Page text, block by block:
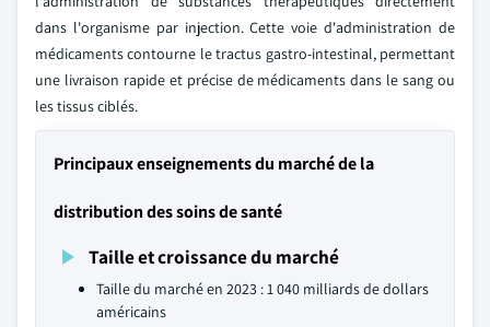
dans l'organisme par injection. Cette voie d'administration de
médicaments contourne le tractus gastro-intestinal, permettant
une livraison rapide et précise de médicaments dans le sang ou
les tissus ciblés.
Principaux enseignements du marché de la
distribution des soins de santé
Taille et croissance du marché
Taille du marché en 2023 : 1 040 milliards de dollars
américains